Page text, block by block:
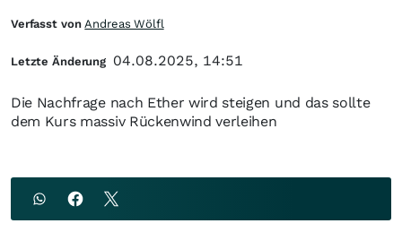
Die Nachfrage nach Ether wird steigen und das sollte
dem Kurs massiv Rückenwind verleihen
Verfasst vonAndreas Wölfl
Letzte Änderung 04.08.2025, 14:51